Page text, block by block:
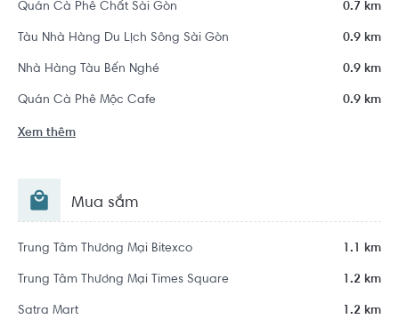
Quán Cà Phê Chất Sài Gòn 0.7 km
Tàu Nhà Hàng Du Lịch Sông Sài Gòn 0.9 km
Nhà Hàng Tàu Bến Nghé 0.9 km
Quán Cà Phê Mộc Cafe 0.9 km
Xem thêm
Mua sắm
Trung Tâm Thương Mại Bitexco 1.1 km
Trung Tâm Thương Mại Times Square 1.2 km
Satra Mart 1.2 km